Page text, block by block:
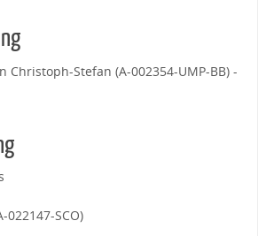
Christoph-Stefan (A-002354-UMP-BB) -
022147-SCO)